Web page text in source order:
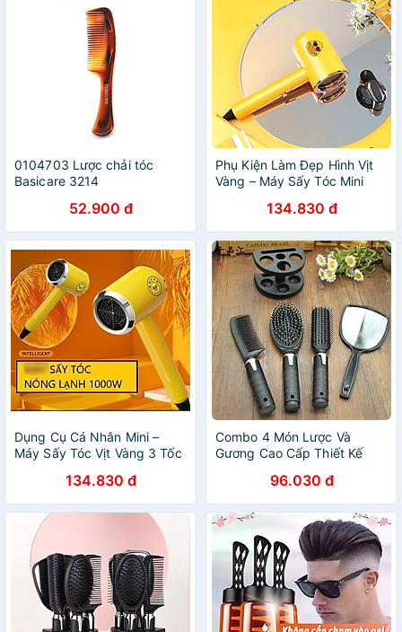
0104703 Lược chải tóc
Basicare 3214
52.900 đ
Phụ Kiện Làm Đẹp Hình Vịt
Vàng – Máy Sấy Tóc Mini
134.830 đ
Dụng Cụ Cá Nhân Mini –
Máy Sấy Tóc Vịt Vàng 3 Tốc
134.830 đ
Combo 4 Món Lược Và
Gương Cao Cấp Thiết Kế
Dụng Dễ Mang Theo
96.030 đ